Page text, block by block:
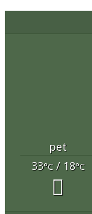
pet
33°C/ 18°C